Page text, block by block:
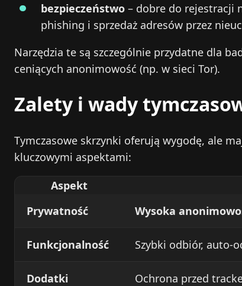
bezpieczeństwo – dobre do rejestracji
phishing i sprzedaż adresów przez
Narzędzia te są szczególnie przydatne dla
ceniących anonimowość (np. w sieci Tor).
Zalety i wady
Tymczasowe skrzynki oferują wygodę, ale
kluczowymi aspektami:
Aspekt
Prywatność
Wysoka
Funkcjonalność Szybki odbiór,
Dodatki Ochrona przed